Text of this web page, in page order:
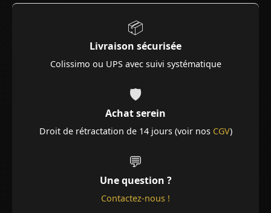
📦
Livraison sécurisée
Colissimo ou UPS avec suivi systématique
🛡️
Achat serein
Droit de rétractation de 14 jours (voir nos CGV)
💬
Une question ?
Contactez-nous !